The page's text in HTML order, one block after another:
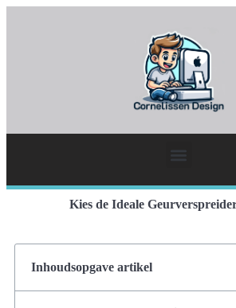
Kies de Ideale
Inhoudsopgave artikel